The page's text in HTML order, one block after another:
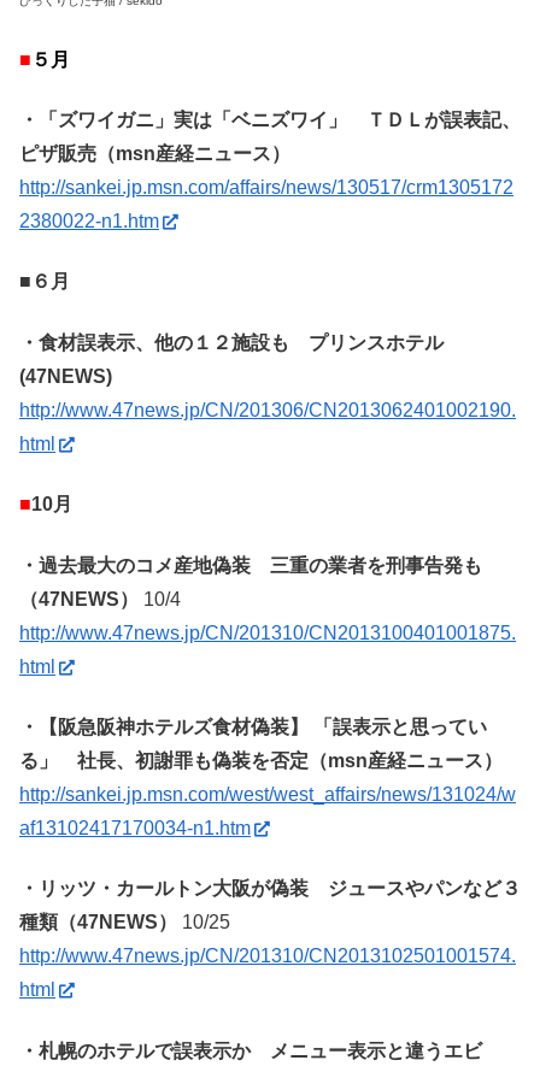
■ ５月
・「ズワイガニ」実は「ベニズワイ」 ＴＤＬが誤表記、
ピザ販売（msn産経ニュース）
http://sankei.jp.msn.com/affairs/news/130517/crm1305172
2380022-n1.htm
■６月
・食材誤表示、他の１２施設も プリンスホテル
(47NEWS)
http://www.47news.jp/CN/201306/CN2013062401002190.
html
■10月
・過去最大のコメ産地偽装 三重の業者を刑事告発も
（47NEWS）
10/4
http://www.47news.jp/CN/201310/CN2013100401001875.
html
・【阪急阪神ホテルズ食材偽装】 「誤表示と思ってい
る」 社長、初謝罪も偽装を否定（msn産経ニュース）
http://sankei.jp.msn.com/west/west_affairs/news/131024/w
af13102417170034-n1.htm
・リッツ・カールトン大阪が偽装 ジュースやパンなど３
種類（47NEWS）
10/25
http://www.47news.jp/CN/201310/CN2013102501001574.
html
・札幌のホテルで誤表示か メニュー表示と違うエビ